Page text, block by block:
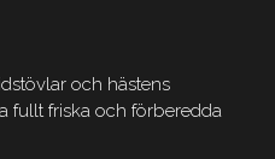
och hästens
fullt friska och förberedda